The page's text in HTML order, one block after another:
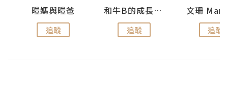
暟媽與暟爸
追蹤
和牛B的成長日記
追蹤
文珊
追蹤